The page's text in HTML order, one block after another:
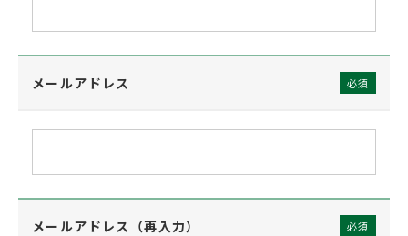
メールアドレス 必須
メールアドレス（再入力） 必須